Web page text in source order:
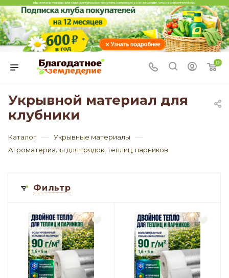
0
Укрывной материал для
клубники
Каталог — Укрывные материалы —
Агроматериалы для грядок, теплиц, парников
Фильтр